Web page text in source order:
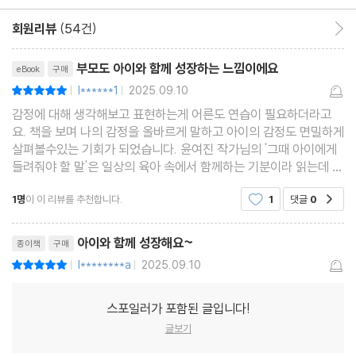
아이가 폭발적으로 감정을 표현하는 이유
아이는 감정 언어를 부모에게서 배운다
풍부한 감정을 나만의 무기로 만드는 법
5장 부정 감정은 아이 성장의 신호다
분노는 감정의 끝이 아니라 마음의 시작이다
감정지능은 긍정 감정 경험에서 자란다
부모의 말과 행동이 만드는 정서 안정감
회원리뷰 (54건)
eBook 구매 부모도 아이와 함께 성장하는 느낌이에요
| l******1 | 2025.09.10
감정에 대해 생각해보고 표현하는게 어른도 연습이 필요하더라고
요. 책을 보며 나의 감정을 올바르게 말하고 아이의 감정도 면밀하게
살펴볼수있는 기회가 되었습니다. 윤여진 작가님의 '그때 아이에게
들려줘야 할 말'은 일상의 육아 속에서 함께하는 기분이라 읽는데 너
무 공감되었습니다. 이번 책을 읽으면서 많은 것을 배워가고 실천해
볼수있게 해주셔서 감사합니다^^
1명이 이 리뷰를 추천합니다. 1 댓글 0
종이책 구매 아이와 함께 성장해요~
| l********a | 2025.09.10
스포일러가 포함된 글입니다!
글보기